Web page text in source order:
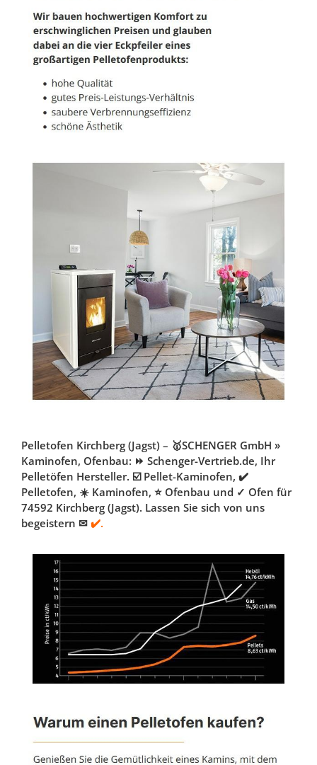
Pelletofen Kirchberg (Jagst) – 🥇SCHENGER GmbH »
Kaminofen, Ofenbau: ⏩ Schenger-Vertrieb.de, Ihr
Pelletöfen Hersteller. ☑️ Pellet-Kaminofen, ✔️
Pelletofen, ☀️ Kaminofen, ⭐ Ofenbau und ✓ Ofen für
74592 Kirchberg (Jagst). Lassen Sie sich von uns
begeistern ✉ ✔️.